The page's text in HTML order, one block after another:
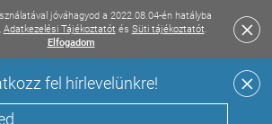
jóváhagyod a 2022.08.04-én hatályba
Adatkezelési Tájékoztatót és Süti tájékoztatót.
Elfogadom
fel hírlevelünkre!